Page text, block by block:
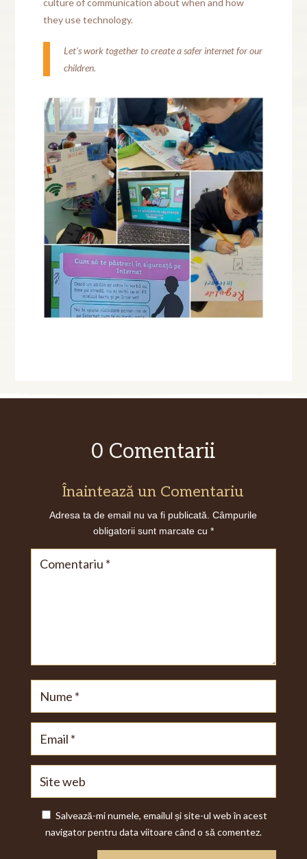
culture of communication about when and how
they use technology.
Let’s work together to create a safer internet for our
children.
0 Comentarii
Înaintează un Comentariu
Adresa ta de email nu va fi publicată. Câmpurile
obligatorii sunt marcate cu *
Salvează-mi numele, emailul și site-ul web în acest
navigator pentru data viitoare când o să comentez.